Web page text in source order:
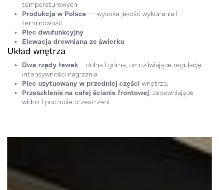
temperaturowych
Produkcja w Polsce — wysoka jakość wykonania i
terminowość
Piec dwufunkcyjny
Elewacja drewniana ze świerku
Układ wnętrza
Dwa rzędy ławek – dolna i górna, umożliwiające regulację
intensywności nagrzania.
Piec usytuowany w przedniej części wnętrza.
Przeszklenie na całej ścianie frontowej, zapewniające
widok i poczucie przestrzeni.